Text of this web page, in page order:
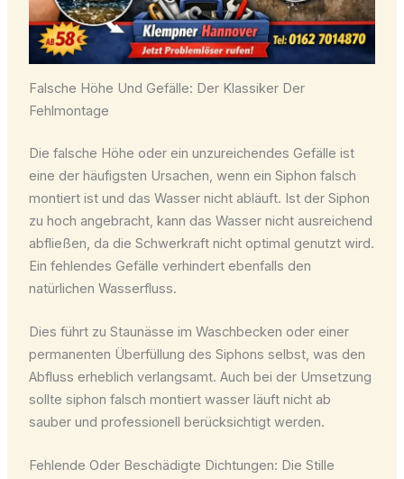
Falsche Höhe Und Gefälle: Der Klassiker Der
Fehlmontage
Die falsche Höhe oder ein unzureichendes Gefälle ist
eine der häufigsten Ursachen, wenn ein Siphon falsch
montiert ist und das Wasser nicht abläuft. Ist der Siphon
zu hoch angebracht, kann das Wasser nicht ausreichend
abfließen, da die Schwerkraft nicht optimal genutzt wird.
Ein fehlendes Gefälle verhindert ebenfalls den
natürlichen Wasserfluss.
Dies führt zu Staunässe im Waschbecken oder einer
permanenten Überfüllung des Siphons selbst, was den
Abfluss erheblich verlangsamt. Auch bei der Umsetzung
sollte siphon falsch montiert wasser läuft nicht ab
sauber und professionell berücksichtigt werden.
Fehlende Oder Beschädigte Dichtungen: Die Stille